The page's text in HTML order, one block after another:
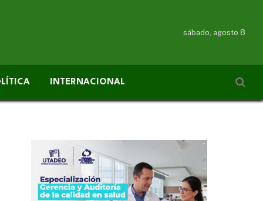
sábado, agosto 8
INTERNACIONAL